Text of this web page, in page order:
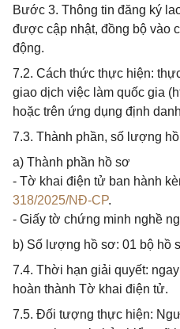
Bước 3. Thông tin đăng ký
được cập nhật, đồng bộ vào
động.
7.2. Cách thức thực hiện:
giao dịch việc làm quốc gia
hoặc trên ứng dụng định
7.3. Thành phần, số lượng
a) Thành phần hồ sơ
- Tờ khai điện tử ban hành
318/2025/NĐ-CP.
- Giấy tờ chứng minh nghề
b) Số lượng hồ sơ: 01 bộ hồ
7.4. Thời hạn giải quyết:
hoàn thành Tờ khai điện tử.
7.5. Đối tượng thực hiện: